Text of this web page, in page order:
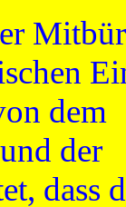
dem
der
dass